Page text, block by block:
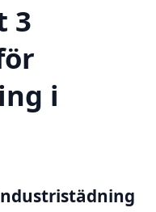
3
i